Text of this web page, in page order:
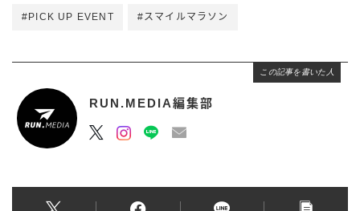
#PICK UP EVENT #スマイルマラソン
この記事を書いた人
RUN.MEDIA編集部